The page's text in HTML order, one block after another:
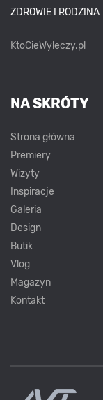
ZDROWIE I RODZINA
KtoCieWyleczy.pl
NA SKRÓTY
Strona główna
Premiery
Wizyty
Inspiracje
Galeria
Design
Butik
Vlog
Magazyn
Kontakt